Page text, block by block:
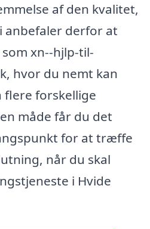
af den kvalitet,
anbefaler derfor at
xn--hjlp-til-
hvor du nemt kan
forskellige
måde får du det
for at træffe
når du skal
i Hvide